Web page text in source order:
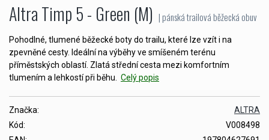
Altra Timp 5 - Green (M) | pánská trailová běžecká obuv
Pohodlné, tlumené běžecké boty do trailu, které lze vzít i na
zpevněné cesty. Ideální na výběhy ve smíšeném terénu
příměstských oblastí. Zlatá střední cesta mezi komfortním
tlumením a lehkostí při běhu.
Celý popis
ALTRA
Značka:
V008498
Kód: